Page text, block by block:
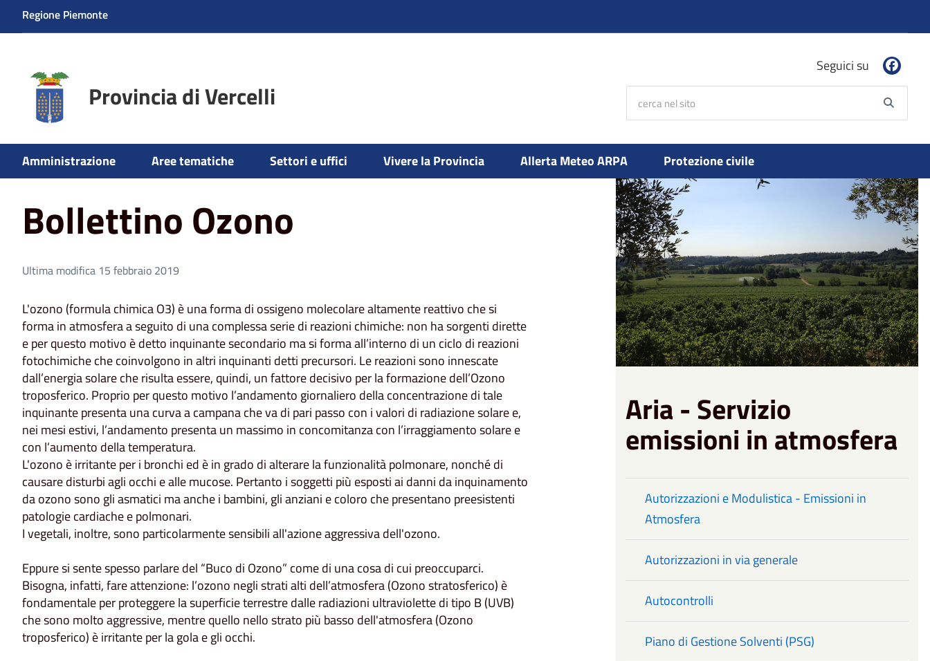
Regione Piemonte
Provincia di Vercelli
Seguici su
Amministrazione Aree tematiche Settori e uffici Vivere la Provincia Allerta Meteo ARPA Protezione civile
Home Aree tematiche Ambiente Aria - Servizio emissioni in atmosfera Bollettino Ozono
Bollettino Ozono
Ultima modifica 15 febbraio 2019
L'ozono (formula chimica O3) è una forma di ossigeno molecolare altamente reattivo che si
forma in atmosfera a seguito di una complessa serie di reazioni chimiche: non ha sorgenti dirette
e per questo motivo è detto inquinante secondario ma si forma all’interno di un ciclo di reazioni
fotochimiche che coinvolgono in altri inquinanti detti precursori. Le reazioni sono innescate
dall’energia solare che risulta essere, quindi, un fattore decisivo per la formazione dell’Ozono
troposferico. Proprio per questo motivo l’andamento giornaliero della concentrazione di tale
inquinante presenta una curva a campana che va di pari passo con i valori di radiazione solare e,
nei mesi estivi, l’andamento presenta un massimo in concomitanza con l’irraggiamento solare e
con l’aumento della temperatura.
L'ozono è irritante per i bronchi ed è in grado di alterare la funzionalità polmonare, nonché di
causare disturbi agli occhi e alle mucose. Pertanto i soggetti più esposti ai danni da inquinamento
da ozono sono gli asmatici ma anche i bambini, gli anziani e coloro che presentano preesistenti
patologie cardiache e polmonari.
I vegetali, inoltre, sono particolarmente sensibili all'azione aggressiva dell'ozono.
Eppure si sente spesso parlare del “Buco di Ozono” come di una cosa di cui preoccuparci.
Bisogna, infatti, fare attenzione: l’ozono negli strati alti dell’atmosfera (Ozono stratosferico) è
fondamentale per proteggere la superficie terrestre dalle radiazioni ultraviolette di tipo B (UVB)
che sono molto aggressive, mentre quello nello strato più basso dell'atmosfera (Ozono
troposferico) è irritante per la gola e gli occhi.
Aria - Servizio
emissioni in atmosfera
Autorizzazioni e Modulistica - Emissioni in
Atmosfera
Autorizzazioni in via generale
Autocontrolli
Piano di Gestione Solventi (PSG)